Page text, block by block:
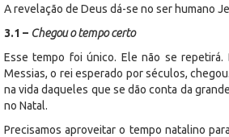
A revelação de Deus dá-se no ser humano
3.1 – Chegou o tempo certo
Esse tempo foi único. Ele não se
Messias, o rei esperado por séculos,
na vida daqueles que se dão conta da
no Natal.
Precisamos aproveitar o tempo natalino